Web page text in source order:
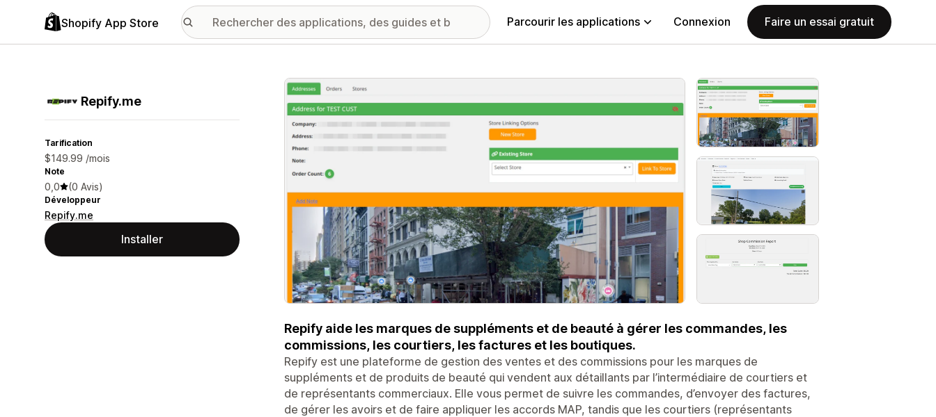
Shopify App Store Parcourir les applications Connexion Faire un essai gratuit
Repify.me
Tarification
$149.99 /mois
Note
0,0 (0 Avis)
Développeur
Repify.me
Installer
Galerie d’images vedette
Repify aide les marques de suppléments et de beauté à gérer les commandes, les
commissions, les courtiers, les factures et les boutiques.
Repify est une plateforme de gestion des ventes et des commissions pour les marques de
suppléments et de produits de beauté qui vendent aux détaillants par l’intermédiaire de courtiers et
de représentants commerciaux. Elle vous permet de suivre les commandes, d’envoyer des factures,
de gérer les avoirs et de faire appliquer les accords MAP, tandis que les courtiers (représentants